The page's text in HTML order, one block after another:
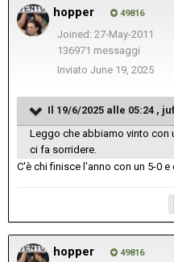
hopper 49816
Joined: 27-May-2011
136971 messaggi
Inviato June 19, 2025
Il 19/6/2025 alle 05:24 ,
Leggo che abbiamo vinto con
ci fa sorridere.
C'è chi finisce l'anno con un 5-0
hopper 49816